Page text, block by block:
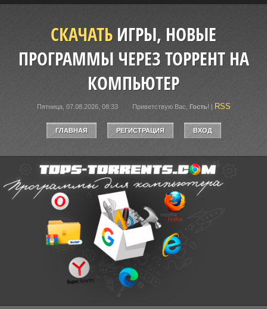
СКАЧАТЬИГРЫ, НОВЫЕ
ПРОГРАММЫ ЧЕРЕЗ ТОРРЕНТ НА
КОМПЬЮТЕР
Пятница, 07.08.2026, 08:33 Приветствую Вас Гость! | RSS
ГЛАВНАЯ РЕГИСТРАЦИЯ ВХОД